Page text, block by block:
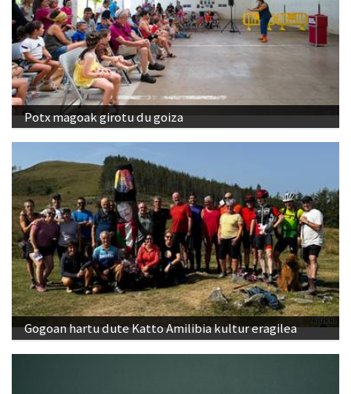
Potx magoak girotu du goiza
Gogoan hartu dute Katto Amilibia kultur eragilea